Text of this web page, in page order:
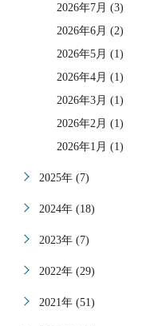
2026年7月 (3)
2026年6月 (2)
2026年5月 (1)
2026年4月 (1)
2026年3月 (1)
2026年2月 (1)
2026年1月 (1)
2025年 (7)
2024年 (18)
2023年 (7)
2022年 (29)
2021年 (51)